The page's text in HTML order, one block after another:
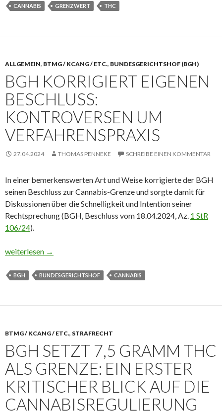
CANNABIS GRENZWERT THC
ALLGEMEIN, BTMG / KCANG / ETC., BUNDESGERICHTSHOF (BGH)
BGH KORRIGIERT EIGENEN
BESCHLUSS:
KONTROVERSEN UM
VERFAHRENSPRAXIS
27.04.2024 THOMAS PENNEKE SCHREIBE EINEN KOMMENTAR
In einer bemerkenswerten Art und Weise korrigierte der BGH
seinen Beschluss zur Cannabis-Grenze und sorgte damit für
Diskussionen über die Schnelligkeit und Intention seiner
Rechtsprechung (BGH, Beschluss vom 18.04.2024, Az. 1 StR
106/24).
BGH korrigiert eigenen Beschluss: Kontroversen um
weiterlesen →
BGH BUNDESGERICHTSHOF CANNABIS
BTMG / KCANG / ETC., STRAFRECHT
BGH SETZT 7,5 GRAMM THC
ALS GRENZE: EIN ERSTER
KRITISCHER BLICK AUF DIE
CANNABISREGULIERUNG